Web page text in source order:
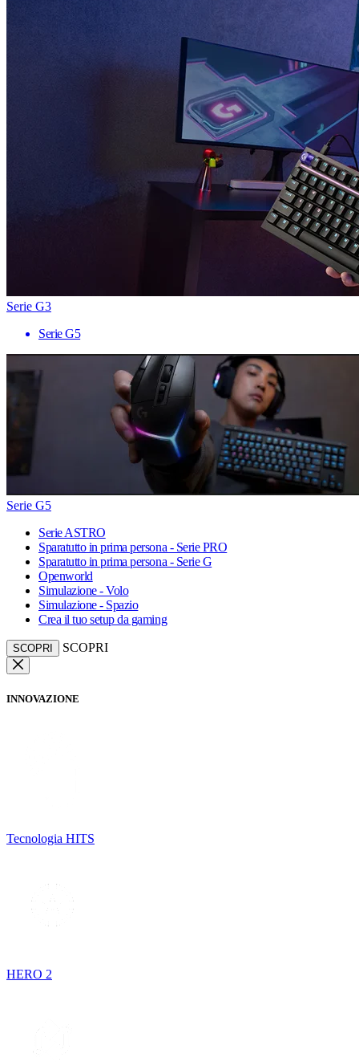
Serie G3
Serie G5
Serie G5
Serie ASTRO
Sparatutto in prima persona - Serie PRO
Sparatutto in prima persona - Serie G
Openworld
Simulazione - Volo
Simulazione - Spazio
Crea il tuo setup da gaming
SCOPRI SCOPRI
INNOVAZIONE
Tecnologia HITS
HERO 2